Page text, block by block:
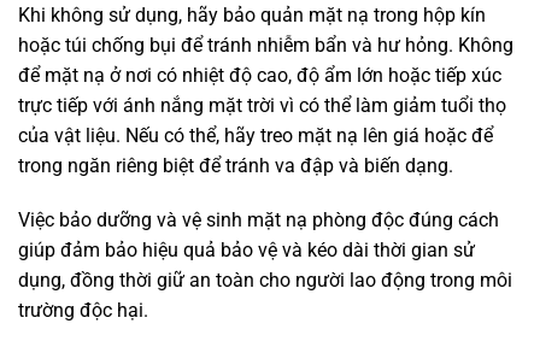
Khi không sử dụng, hãy bảo quản mặt nạ trong hộp kín
hoặc túi chống bụi để tránh nhiễm bẩn và hư hỏng. Không
để mặt nạ ở nơi có nhiệt độ cao, độ ẩm lớn hoặc tiếp xúc
trực tiếp với ánh nắng mặt trời vì có thể làm giảm tuổi thọ
của vật liệu. Nếu có thể, hãy treo mặt nạ lên giá hoặc để
trong ngăn riêng biệt để tránh va đập và biến dạng.
Việc bảo dưỡng và vệ sinh mặt nạ phòng độc đúng cách
giúp đảm bảo hiệu quả bảo vệ và kéo dài thời gian sử
dụng, đồng thời giữ an toàn cho người lao động trong môi
trường độc hại.